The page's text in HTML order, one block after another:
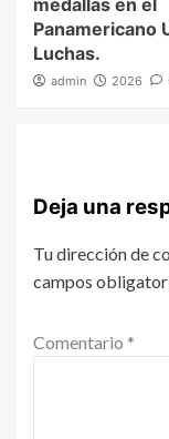
medallas en el
Panamericano
Luchas.
admin 2026
Deja una
Tu dirección de
campos
Comentario *